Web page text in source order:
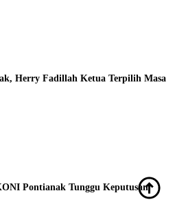
Herry Fadillah Ketua Terpilih Masa
Pontianak Tunggu Keputusan